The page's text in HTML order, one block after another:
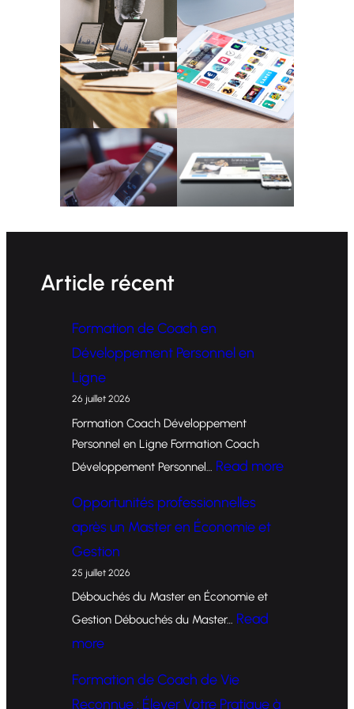
Article récent
Formation de Coach en
Développement Personnel en
Ligne
26 juillet 2026
Formation Coach Développement
Personnel en Ligne Formation Coach
Développement Personnel… Read more:
Opportunités professionnelles
après un Master en Économie et
Gestion
25 juillet 2026
Débouchés du Master en Économie et
Gestion Débouchés du Master… Read
more:
Formation de Coach de Vie
Reconnue : Élever Votre Pratique à